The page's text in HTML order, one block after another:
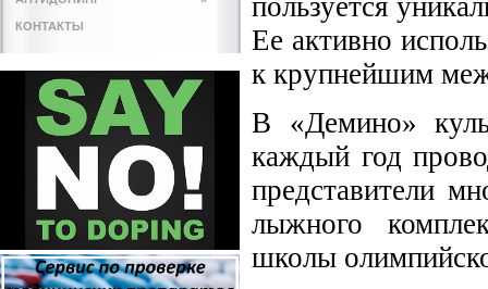
КОНТАКТЫ
пользуется
Ее активно
к крупнейшим
В «Демино»
каждый год
представители
лыжного
школы